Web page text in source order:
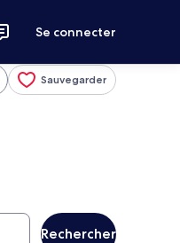
Se connecter
Sauvegarder
Rechercher